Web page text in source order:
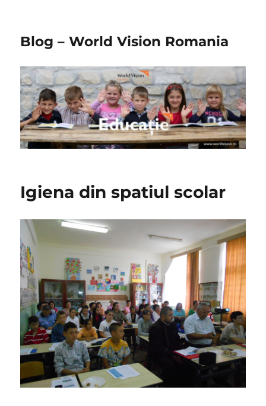
Blog – World Vision Romania
Igiena din spatiul scolar